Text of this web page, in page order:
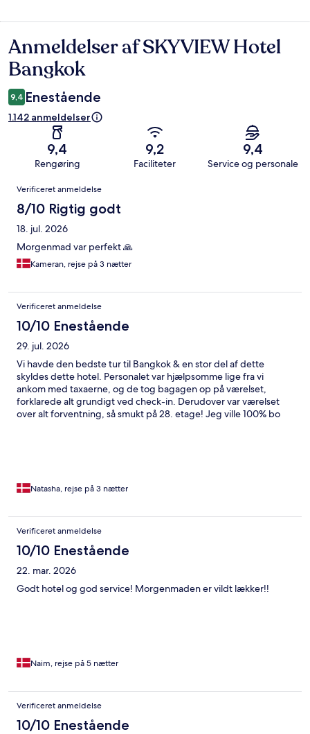
Anmeldelser
Anmeldelser af SKYVIEW Hotel
Bangkok
9,4 Enestående
1.142 anmeldelser
9,4
Rengøring
9,2
Faciliteter
9,4
Service og personale
Anmeldelser
Verificeret anmeldelse
8/10 Rigtig godt
18. jul. 2026
Morgenmad var perfekt 🙏
Kameran, rejse på 3 nætter
Verificeret anmeldelse
10/10 Enestående
29. jul. 2026
Vi havde den bedste tur til Bangkok & en stor del af dette
skyldes dette hotel. Personalet var hjælpsomme lige fra vi
ankom med taxaerne, og de tog bagagen op på værelset,
forklarede alt grundigt ved check-in. Derudover var værelset
over alt forventning, så smukt på 28. etage! Jeg ville 100% bo
Natasha, rejse på 3 nætter
Verificeret anmeldelse
10/10 Enestående
22. mar. 2026
Godt hotel og god service! Morgenmaden er vildt lækker!!
Naim, rejse på 5 nætter
Verificeret anmeldelse
10/10 Enestående